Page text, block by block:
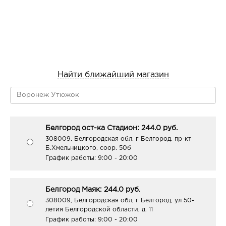
Найти ближайший магазин
Белгород ост-ка Стадион: 244.0 руб.
308009, Белгородская обл, г Белгород, пр-кт
Б.Хмельницкого, соор. 50б
График работы: 9:00 - 20:00
Белгород Маяк: 244.0 руб.
308009, Белгородская обл, г Белгород, ул 50-
летия Белгородской области, д. 11
График работы: 9:00 - 20:00